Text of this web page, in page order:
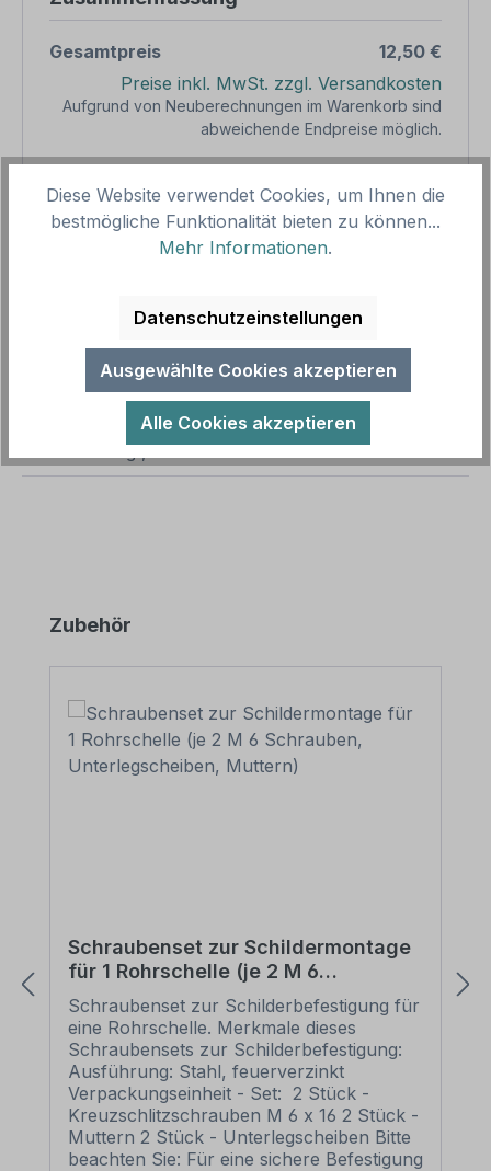
Gesamtpreis
12,50 €
Preise inkl. MwSt. zzgl. Versandkosten
Aufgrund von Neuberechnungen im Warenkorb sind
abweichende Endpreise möglich.
Produkt Anzahl: Gib den
1 In den Warenkorb
Produktnummer:SH13590
Beschreibung
Hochwertiges Weideschild / Hinweisschild Hühner
bitte nicht füttern! Unsere Tiere werden von uns mit
allem versorgt, was sie…Mehr
Produktgalerie überspringen
Zubehör
Schraubenset zur Schildermontage
für 1 Rohrschelle (je 2 M 6
Schrauben, Unterlegscheiben,
Muttern)
Schraubenset zur Schilderbefestigung für
eine Rohrschelle. Merkmale dieses
Schraubensets zur Schilderbefestigung:
Ausführung: Stahl, feuerverzinkt
Verpackungseinheit - Set: 2 Stück -
Kreuzschlitzschrauben M 6 x 16 2 Stück -
Muttern 2 Stück - Unterlegscheiben Bitte
beachten Sie: Für eine sichere Befestigung
Diese Website verwendet Cookies, um Ihnen die
bestmögliche Funktionalität bieten zu können...
Mehr Informationen.
Datenschutzeinstellungen
Ausgewählte Cookies akzeptieren
Alle Cookies akzeptieren